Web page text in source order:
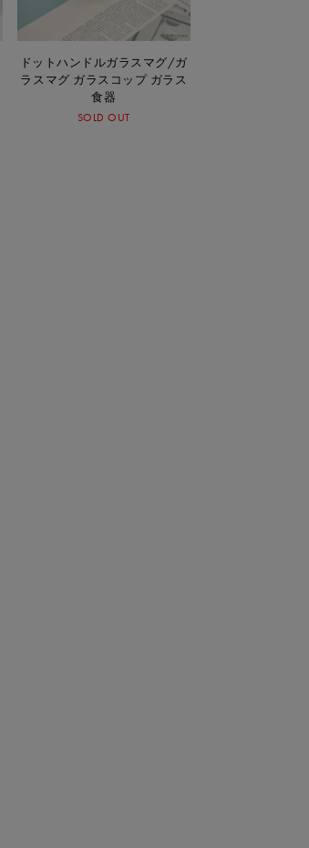
ドットハンドルガラスマグ/ガ
ラスマグ ガラスコップ ガラス
食器
SOLD OUT